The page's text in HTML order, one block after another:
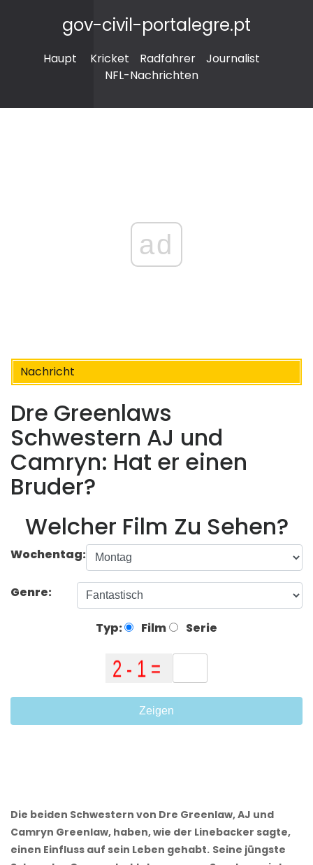
gov-civil-portalegre.pt
Haupt Kricket Radfahrer
Journalist
NFL-Nachrichten
ad
Nachricht
Dre Greenlaws
Schwestern AJ und
Camryn: Hat er einen
Bruder?
Welcher Film Zu Sehen?
Wochentag:
Genre:
Typ: Film Serie
Zeigen
Die beiden Schwestern von Dre Greenlaw, AJ und
Camryn Greenlaw, haben, wie der Linebacker sagte,
einen Einfluss auf sein Leben gehabt. Seine jüngste